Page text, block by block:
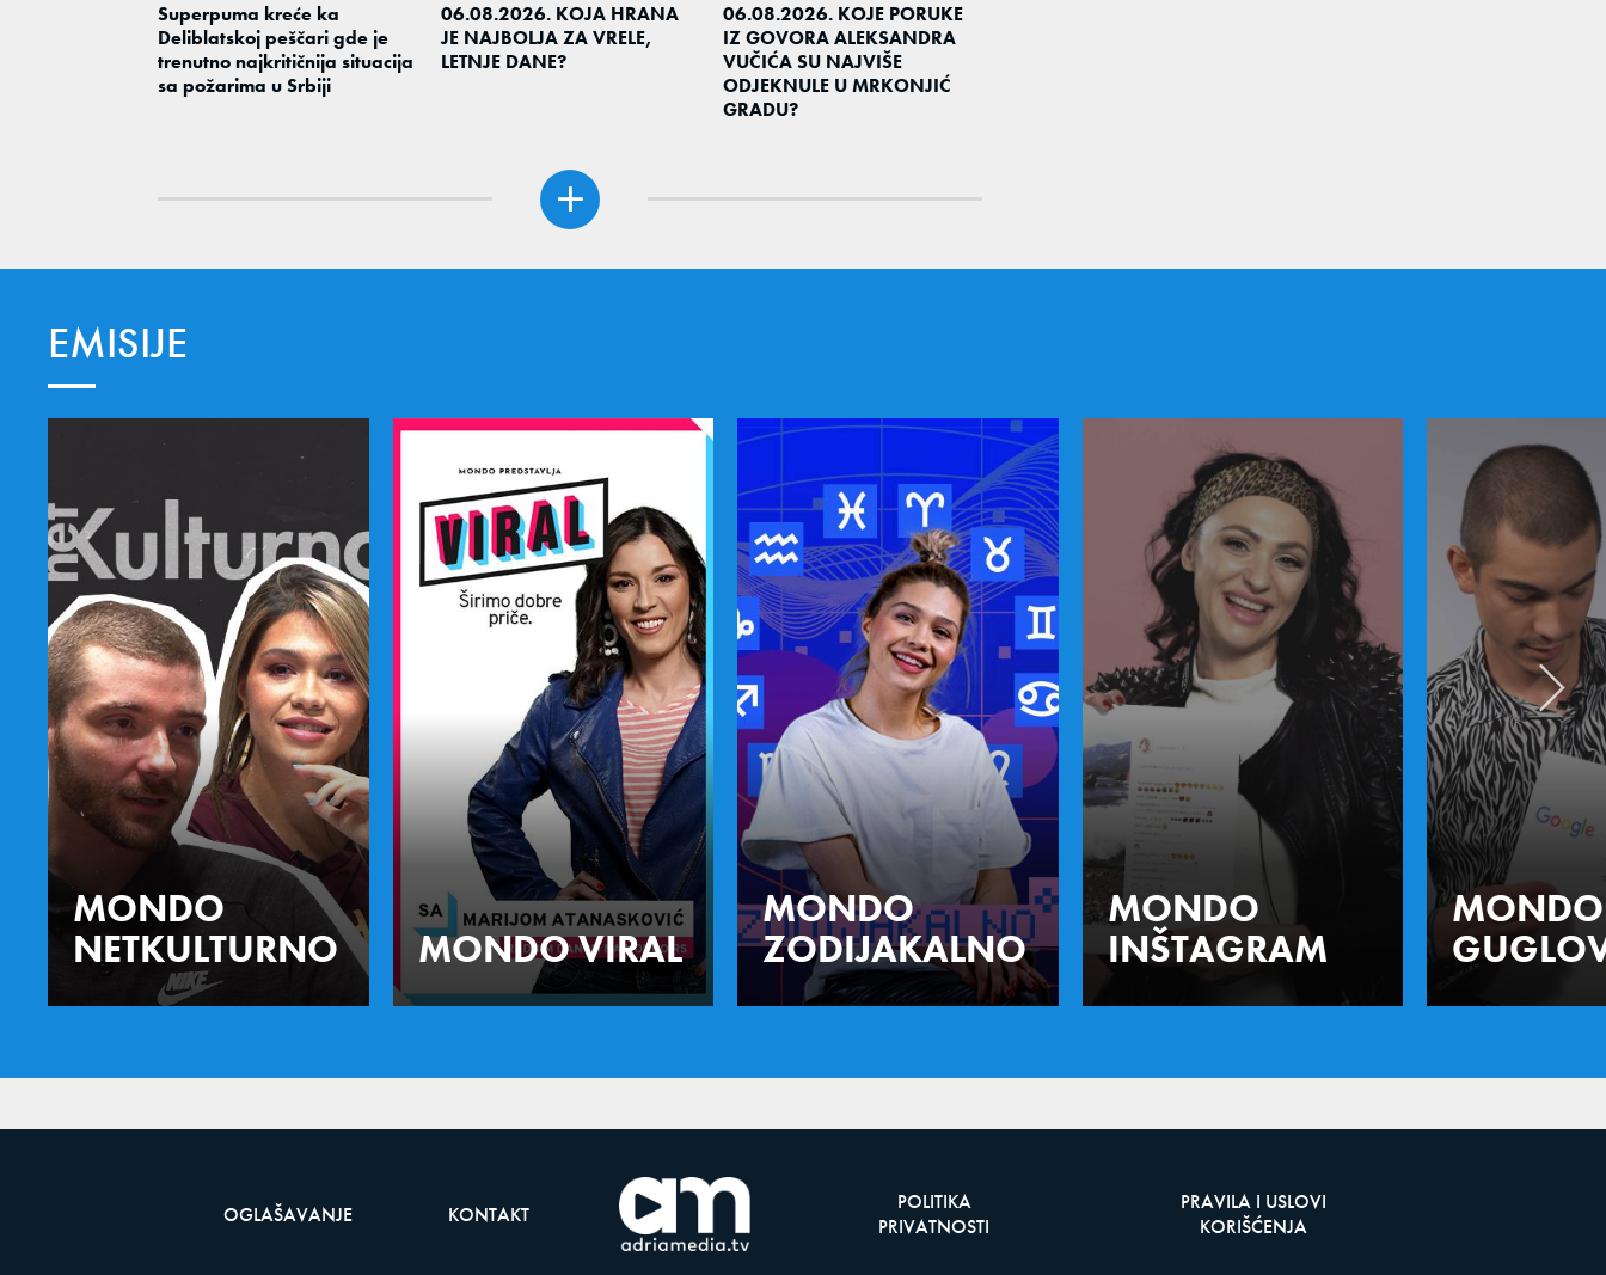
Superpuma kreće ka
Deliblatskoj peščari gde je
trenutno najkritičnija situacija
sa požarima u Srbiji
06.08.2026. KOJA HRANA
JE NAJBOLJA ZA VRELE,
LETNJE DANE?
06.08.2026. KOJE PORUKE
IZ GOVORA ALEKSANDRA
VUČIĆA SU NAJVIŠE
ODJEKNULE U MRKONJIĆ
GRADU?
EMISIJE
MONDO
NETKULTURNO
MONDO VIRAL
MONDO
ZODIJAKALNO
MONDO
INŠTAGRAM
MONDO
OGLAŠAVANJE KONTAKT
POLITIKA
PRIVATNOSTI
PRAVILA I USLOVI
KORIŠĆENJA